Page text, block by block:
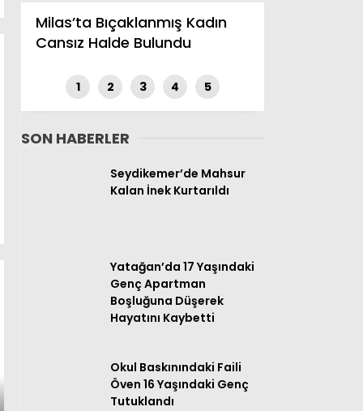
18 Trabzonspor
Milas’ta Bıçaklanmış Kadın
Cansız Halde Bulundu
1 2 3 4 5
SON HABERLER
Seydikemer’de Mahsur
Kalan İnek Kurtarıldı
Yatağan’da 17 Yaşındaki
Genç Apartman
Boşluğuna Düşerek
Hayatını Kaybetti
Okul Baskınındaki Faili
Öven 16 Yaşındaki Genç
Tutuklandı